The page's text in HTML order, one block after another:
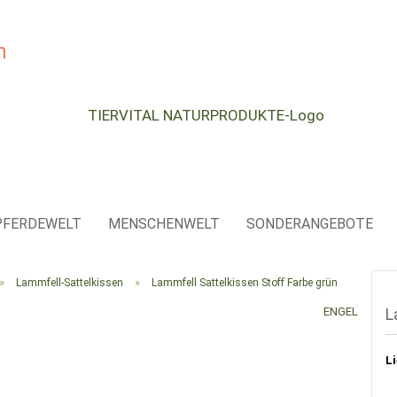
MENSCHENWELT SONDERANGEBOTE
» Lammfell-Sattelkissen » Lammfell Sattelkissen Stoff Farbe grün
ENGEL